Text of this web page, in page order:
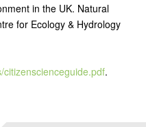
in the UK. Natural
for Ecology & Hydrology
.